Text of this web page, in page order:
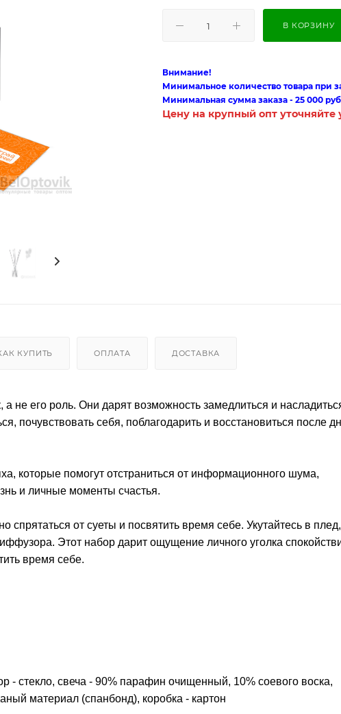
В КОРЗИНУ
Внимание!
Минимальное количество товара при
Минимальная сумма заказа - 25 000
Цену на крупный опт
КУПИТЬ ОПЛАТА ДОСТАВКА
не его роль. Они дарят возможность замедлиться и
почувствовать себя, поблагодарить и восстановиться после
которые помогут отстраниться от информационного шума,
и личные моменты счастья.
от суеты и посвятить время себе. Укутайтесь в плед,
Этот набор дарит ощущение личного уголка
время себе.
- стекло, свеча - 90% парафин очищенный, 10% соевого воска,
материал (спанбонд), коробка - картон